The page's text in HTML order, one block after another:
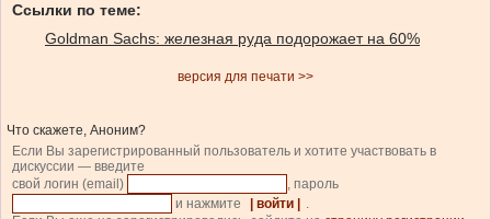
Ссылки по теме:
Goldman Sachs: железная руда подорожает на 60%
версия для печати >>
Что скажете, Аноним?
Если Вы зарегистрированный пользователь и хотите участвовать в
дискуссии — введите
свой логин (email)
, пароль
и нажмите
| войти |
.